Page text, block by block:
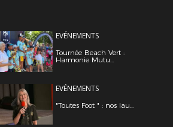
EVÉNEMENTS
Tournée Beach Vert :
Harmonie Mutu...
EVÉNEMENTS
"Toutes Foot " : nos lau...